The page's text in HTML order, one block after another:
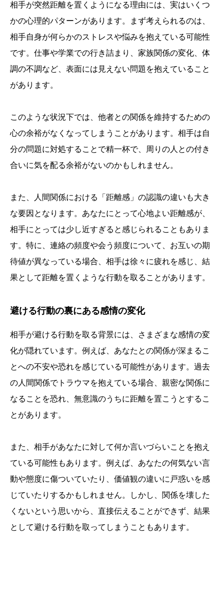
相手が突然距離を置くようになる理由には、実はいくつ
かの心理的パターンがあります。まず考えられるのは、
相手自身が何らかのストレスや悩みを抱えている可能性
です。仕事や学業での行き詰まり、家族関係の変化、体
調の不調など、表面には見えない問題を抱えていること
があります。
このような状況下では、他者との関係を維持するための
心の余裕がなくなってしまうことがあります。相手は自
分の問題に対処することで精一杯で、周りの人との付き
合いに気を配る余裕がないのかもしれません。
また、人間関係における「距離感」の認識の違いも大き
な要因となります。あなたにとって心地よい距離感が、
相手にとっては少し近すぎると感じられることもありま
す。特に、連絡の頻度や会う頻度について、お互いの期
待値が異なっている場合、相手は徐々に疲れを感じ、結
果として距離を置くような行動を取ることがあります。
避ける行動の裏にある感情の変化
相手が避ける行動を取る背景には、さまざまな感情の変
化が隠れています。例えば、あなたとの関係が深まるこ
とへの不安や恐れを感じている可能性があります。過去
の人間関係でトラウマを抱えている場合、親密な関係に
なることを恐れ、無意識のうちに距離を置こうとするこ
とがあります。
また、相手があなたに対して何か言いづらいことを抱え
ている可能性もあります。例えば、あなたの何気ない言
動や態度に傷ついていたり、価値観の違いに戸惑いを感
じていたりするかもしれません。しかし、関係を壊した
くないという思いから、直接伝えることができず、結果
として避ける行動を取ってしまうこともあります。